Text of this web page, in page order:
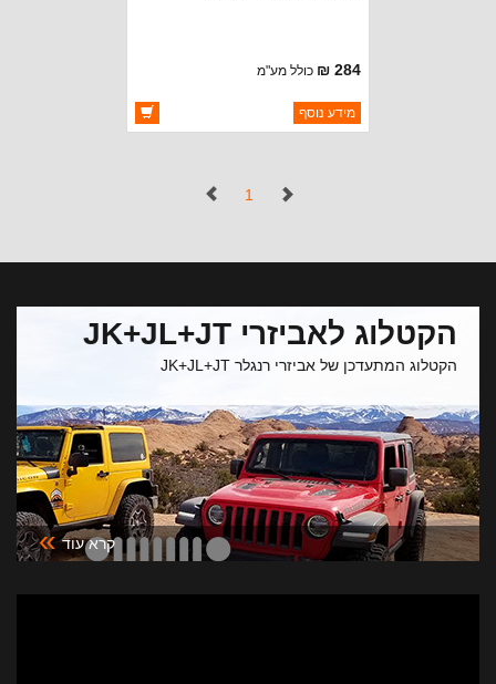
284 ₪ כולל מע"מ
ברקוד: PA-01
יצרן:AVM
מידע נוסף
1 (נוכחי)
הקטלוג לאביזרי JK+JL+JT
הקטלוג המתעדכן של אביזרי רנגלר JK+JL+JT
קרא עוד »